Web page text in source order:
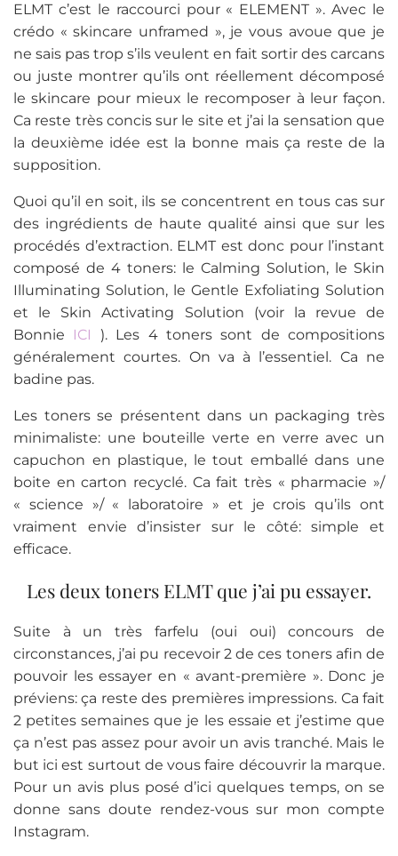
ELMT c’est le raccourci pour « ELEMENT ». Avec le
crédo « skincare unframed », je vous avoue que je
ne sais pas trop s’ils veulent en fait sortir des carcans
ou juste montrer qu’ils ont réellement décomposé
le skincare pour mieux le recomposer à leur façon.
Ca reste très concis sur le site et j’ai la sensation que
la deuxième idée est la bonne mais ça reste de la
supposition.
Quoi qu’il en soit, ils se concentrent en tous cas sur
des ingrédients de haute qualité ainsi que sur les
procédés d’extraction. ELMT est donc pour l’instant
composé de 4 toners: le Calming Solution, le Skin
Illuminating Solution, le Gentle Exfoliating Solution
et le Skin Activating Solution (voir la revue de
Bonnie ICI
). Les 4 toners sont de compositions
généralement courtes. On va à l’essentiel. Ca ne
badine pas.
Les toners se présentent dans un packaging très
minimaliste: une bouteille verte en verre avec un
capuchon en plastique, le tout emballé dans une
boite en carton recyclé. Ca fait très « pharmacie »/
« science »/ « laboratoire » et je crois qu’ils ont
vraiment envie d’insister sur le côté: simple et
efficace.
Les deux toners ELMT que j’ai pu essayer.
Suite à un très farfelu (oui oui) concours de
circonstances, j’ai pu recevoir 2 de ces toners afin de
pouvoir les essayer en « avant-première ». Donc je
préviens: ça reste des premières impressions. Ca fait
2 petites semaines que je les essaie et j’estime que
ça n’est pas assez pour avoir un avis tranché. Mais le
but ici est surtout de vous faire découvrir la marque.
Pour un avis plus posé d’ici quelques temps, on se
donne sans doute rendez-vous sur mon compte
Instagram.